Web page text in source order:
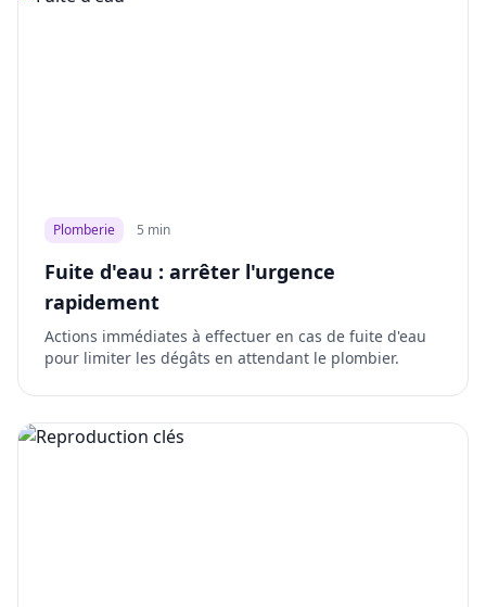
Plomberie 5 min
Fuite d'eau : arrêter l'urgence
rapidement
Actions immédiates à effectuer en cas de fuite d'eau
pour limiter les dégâts en attendant le plombier.